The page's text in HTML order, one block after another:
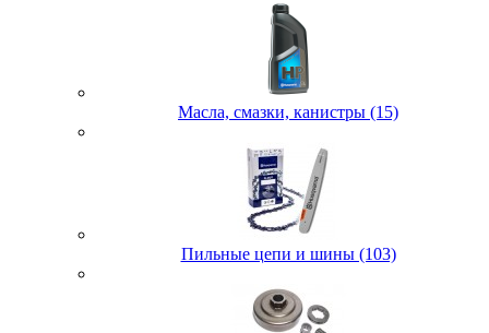
Масла, смазки, канистры (15)
Пильные цепи и шины (103)